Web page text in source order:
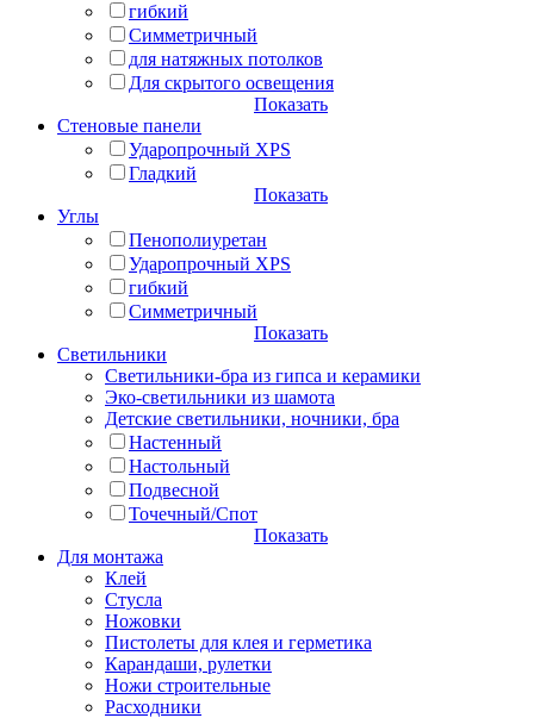
гибкий
Симметричный
для натяжных потолков
Для скрытого освещения
Показать
Стеновые панели
Ударопрочный XPS
Гладкий
Показать
Углы
Пенополиуретан
Ударопрочный XPS
гибкий
Симметричный
Показать
Светильники
Светильники-бра из гипса и керамики
Эко-светильники из шамота
Детские светильники, ночники, бра
Настенный
Настольный
Подвесной
Точечный/Спот
Показать
Для монтажа
Клей
Стусла
Ножовки
Пистолеты для клея и герметика
Карандаши, рулетки
Ножи строительные
Расходники